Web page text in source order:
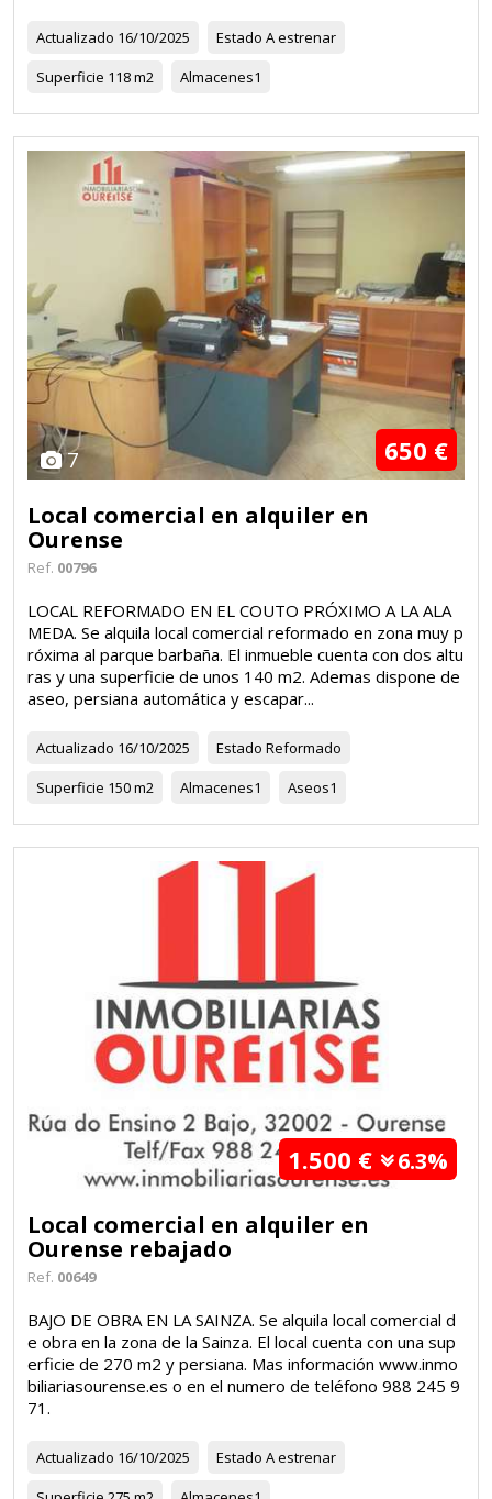
Actualizado 16/10/2025 Estado A estrenar
Superficie 118 m2 Almacenes1
7 650 €
Local comercial en alquiler en
Ourense
Ref. 00796
LOCAL REFORMADO EN EL COUTO PRÓXIMO A LA ALA
MEDA. Se alquila local comercial reformado en zona muy p
róxima al parque barbaña. El inmueble cuenta con dos altu
ras y una superficie de unos 140 m2. Ademas dispone de
aseo, persiana automática y escapar...
Actualizado 16/10/2025 Estado Reformado
Superficie 150 m2 Almacenes1 Aseos1
1.500 € 6.3%
Local comercial en alquiler en
Ourense rebajado
Ref. 00649
BAJO DE OBRA EN LA SAINZA. Se alquila local comercial d
e obra en la zona de la Sainza. El local cuenta con una sup
erficie de 270 m2 y persiana. Mas información www.inmo
biliariasourense.es o en el numero de teléfono 988 245 9
71.
Actualizado 16/10/2025 Estado A estrenar